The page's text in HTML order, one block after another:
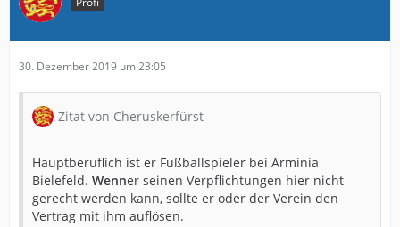
30. Dezember 2019 um 23:05
Zitat von Cheruskerfürst
Hauptberuflich ist er Fußballspieler bei Arminia
Bielefeld. Wenner seinen Verpflichtungen hier nicht
gerecht werden kann, sollte er oder der Verein den
Vertrag mit ihm auflösen.